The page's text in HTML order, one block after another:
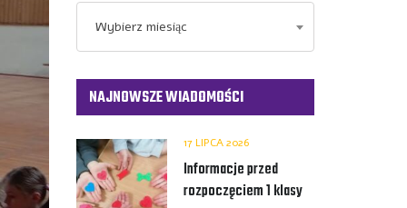
Archiwa
Wybierz miesiąc
NAJNOWSZE WIADOMOŚCI
17 LIPCA 2026
Informacje przed
rozpoczęciem 1 klasy